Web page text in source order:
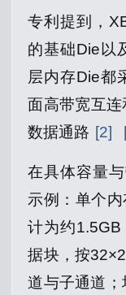
专利提到，
的基础Die以
层内存Die都
面高带宽互连
数据通路 [2]
在具体容量
示例：单个
计为约
据块，按
道与子通道；